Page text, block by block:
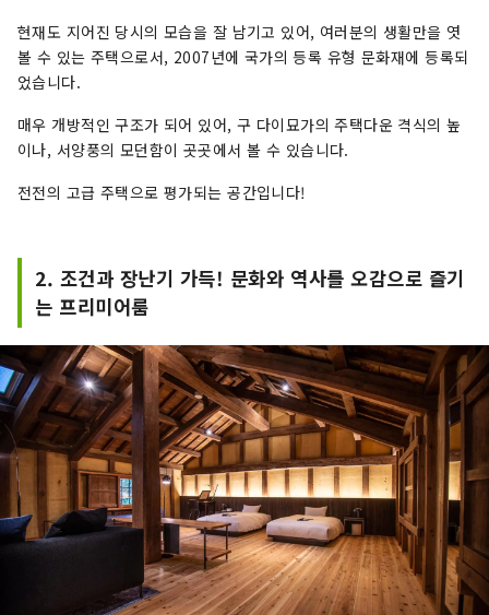
현재도 지어진 당시의 모습을 잘 남기고 있어, 여러분의 생활만을 엿
볼 수 있는 주택으로서, 2007년에 국가의 등록 유형 문화재에 등록되
었습니다.
매우 개방적인 구조가 되어 있어, 구 다이묘가의 주택다운 격식의 높
이나, 서양풍의 모던함이 곳곳에서 볼 수 있습니다.
전전의 고급 주택으로 평가되는 공간입니다!
2. 조건과 장난기 가득! 문화와 역사를 오감으로 즐기
는 프리미어룸